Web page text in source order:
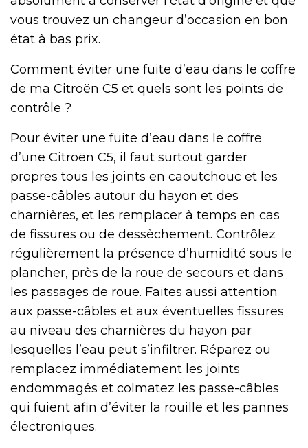
vous trouvez un changeur d’occasion en bon
état à bas prix.
Comment éviter une fuite d’eau dans le coffre
de ma Citroën C5 et quels sont les points de
contrôle ?
Pour éviter une fuite d’eau dans le coffre
d’une Citroën C5, il faut surtout garder
propres tous les joints en caoutchouc et les
passe-câbles autour du hayon et des
charnières, et les remplacer à temps en cas
de fissures ou de dessèchement. Contrôlez
régulièrement la présence d’humidité sous le
plancher, près de la roue de secours et dans
les passages de roue. Faites aussi attention
aux passe-câbles et aux éventuelles fissures
au niveau des charnières du hayon par
lesquelles l’eau peut s’infiltrer. Réparez ou
remplacez immédiatement les joints
endommagés et colmatez les passe-câbles
qui fuient afin d’éviter la rouille et les pannes
électroniques.